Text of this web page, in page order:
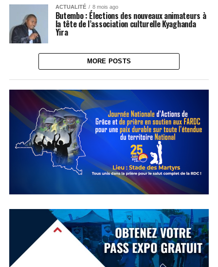
ACTUALITÉ 8 mois ago
Butembo : Élections des nouveaux animateurs à
la tête de l’association culturelle Kyaghanda
Yira
MORE POSTS